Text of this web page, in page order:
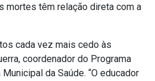
mortes têm relação direta com a
cada vez mais cedo às
coordenador do Programa
da Saúde. “O educador